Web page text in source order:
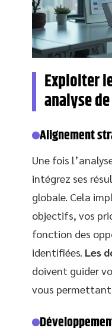
Exploiter
analyse
Alignement
Une fois
intégrez ses
globale. Cela
objectifs, vos
fonction des
identifiées. Les
doivent guider
vous